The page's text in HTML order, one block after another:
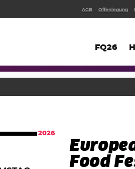
FQ26
AGB Offenlegung
2026
Food